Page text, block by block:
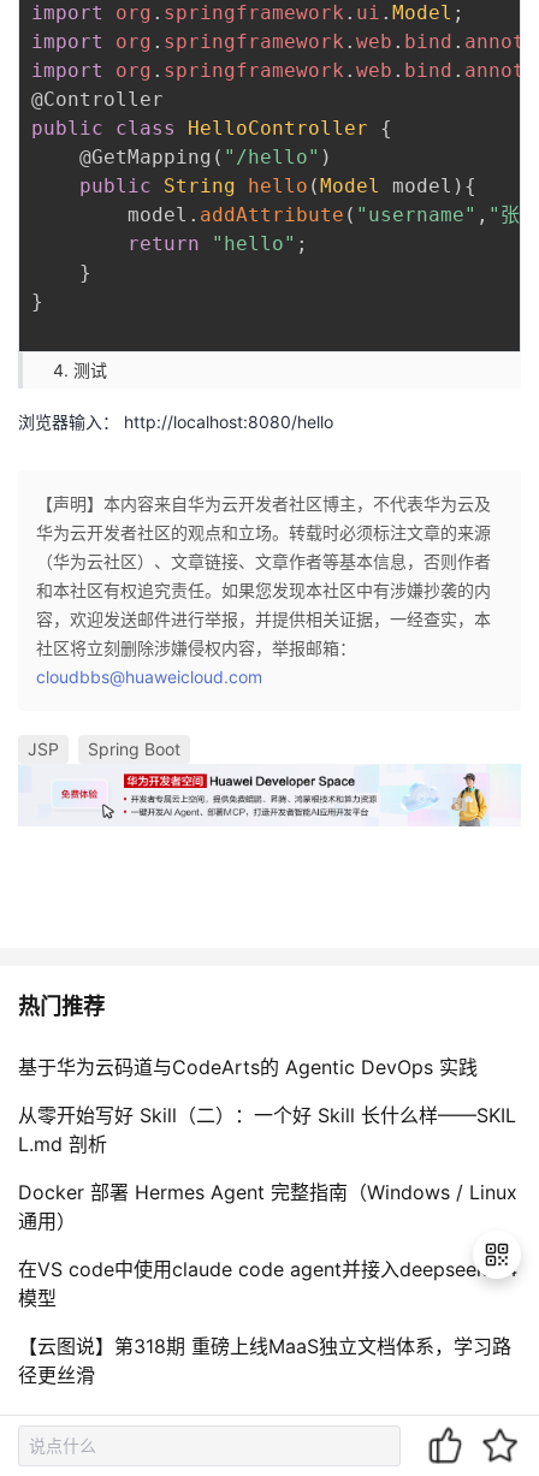
import
org . springframework . ui . Model ;
import
org . springframework . web . bind .
import
org . springframework . web . bind .
@Controller
public
class HelloController
{
@GetMapping ( "/hello" )
public
String hello (Model model ) {
        model
. addAttribute ( "username" , "张
return
"hello" ;
}
}
测试
浏览器输入： http://localhost:8080/hello
【声明】本内容来自华为云开发者社区博主，不代表华为云及
华为云开发者社区的观点和立场。转载时必须标注文章的来源
（华为云社区）、文章链接、文章作者等基本信息，否则作者
和本社区有权追究责任。如果您发现本社区中有涉嫌抄袭的内
容，欢迎发送邮件进行举报，并提供相关证据，一经查实，本
社区将立刻删除涉嫌侵权内容，举报邮箱：
cloudbbs@huaweicloud.com
JSP Spring Boot
热门推荐
基于华为云码道与CodeArts的 Agentic DevOps 实践
从零开始写好 Skill（二）：一个好 Skill 长什么样——SKIL
L.md 剖析
Docker 部署 Hermes Agent 完整指南（Windows / Linux
通用）
在VS code中使用claude code agent并接入deepseek V4
模型
【云图说】第318期 重磅上线MaaS独立文档体系，学习路
径更丝滑